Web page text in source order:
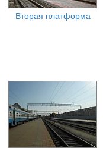
Вторая платформа